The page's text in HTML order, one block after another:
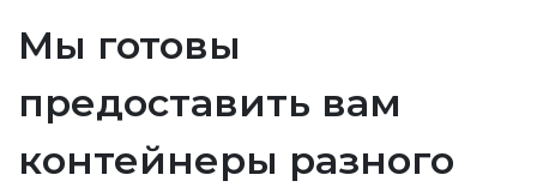
Мы готовы
предоставить вам
контейнеры разного